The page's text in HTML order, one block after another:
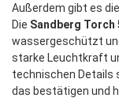
Außerdem gibt es
Die Sandberg Torch
wassergeschützt
starke Leuchtkraft
technischen Details
das bestätigen und